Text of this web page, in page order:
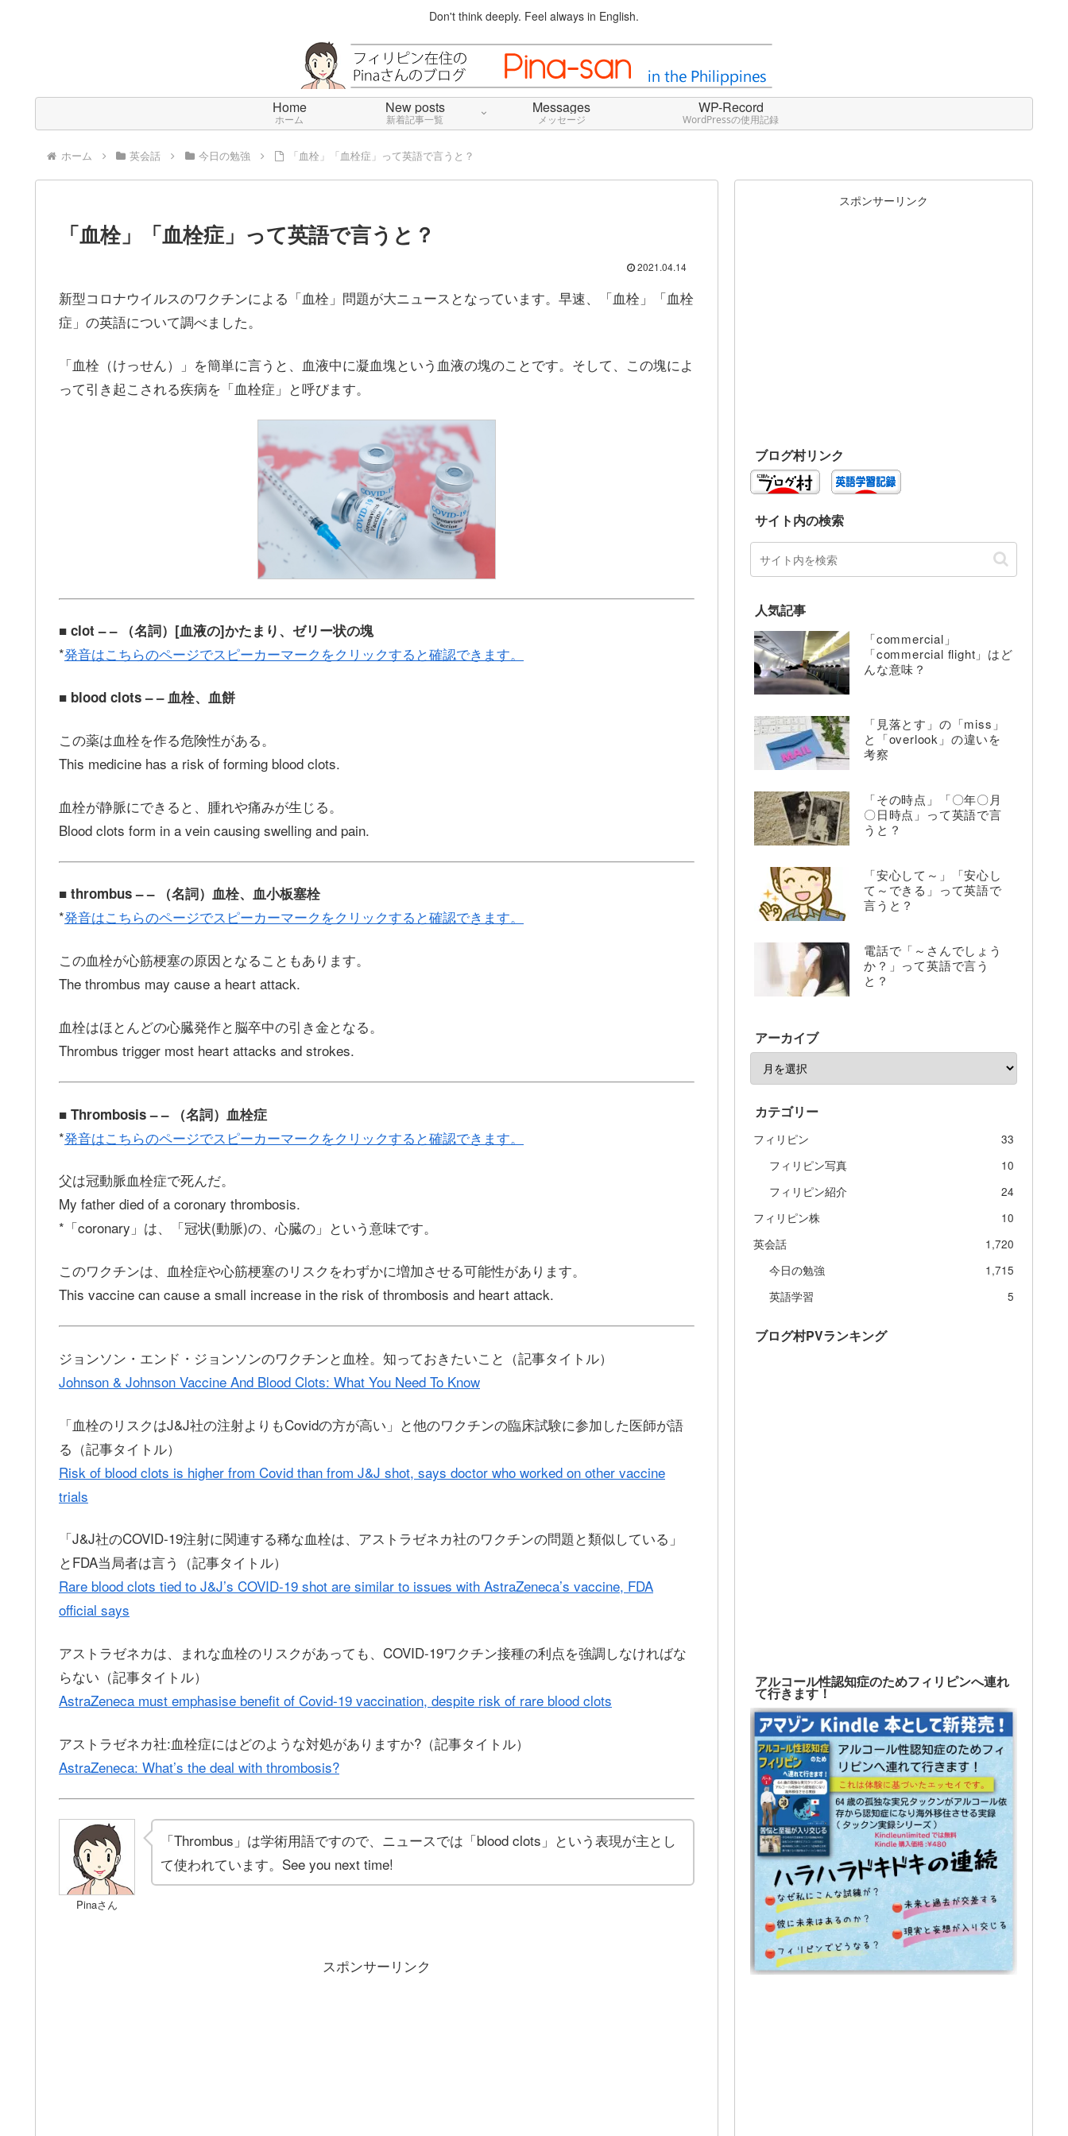
Don't think deeply. Feel always in English.
Home
ホーム
New posts
新着記事一覧
Messages
メッセージ
WP-Record
WordPressの使用記録
ホーム 英会話 今日の勉強 「血栓」「血栓症」って英語で言うと？
「血栓」「血栓症」って英語で言うと？
2021.04.14
新型コロナウイルスのワクチンによる「血栓」問題が大ニュースとなっています。早速、「血栓」「血栓
症」の英語について調べました。
「血栓（けっせん）」を簡単に言うと、血液中に凝血塊という血液の塊のことです。そして、この塊によ
って引き起こされる疾病を「血栓症」と呼びます。
■ clot – – （名詞）[血液の]かたまり、ゼリー状の塊
*発音はこちらのページでスピーカーマークをクリックすると確認できます。
■ blood clots – – 血栓、血餅
この薬は血栓を作る危険性がある。
This medicine has a risk of forming blood clots.
血栓が静脈にできると、腫れや痛みが生じる。
Blood clots form in a vein causing swelling and pain.
■ thrombus – – （名詞）血栓、血小板塞栓
*発音はこちらのページでスピーカーマークをクリックすると確認できます。
この血栓が心筋梗塞の原因となることもあります。
The thrombus may cause a heart attack.
血栓はほとんどの心臓発作と脳卒中の引き金となる。
Thrombus trigger most heart attacks and strokes.
■ Thrombosis – – （名詞）血栓症
*発音はこちらのページでスピーカーマークをクリックすると確認できます。
父は冠動脈血栓症で死んだ。
My father died of a coronary thrombosis.
*「coronary」は、「冠状(動脈)の、心臓の」という意味です。
このワクチンは、血栓症や心筋梗塞のリスクをわずかに増加させる可能性があります。
This vaccine can cause a small increase in the risk of thrombosis and heart attack.
ジョンソン・エンド・ジョンソンのワクチンと血栓。知っておきたいこと（記事タイトル）
Johnson & Johnson Vaccine And Blood Clots: What You Need To Know
「血栓のリスクはJ&J社の注射よりもCovidの方が高い」と他のワクチンの臨床試験に参加した医師が語
る（記事タイトル）
Risk of blood clots is higher from Covid than from J&J shot, says doctor who worked on other vaccine
trials
「J&J社のCOVID-19注射に関連する稀な血栓は、アストラゼネカ社のワクチンの問題と類似している」
とFDA当局者は言う（記事タイトル）
Rare blood clots tied to J&J’s COVID-19 shot are similar to issues with AstraZeneca’s vaccine, FDA
official says
アストラゼネカは、まれな血栓のリスクがあっても、COVID-19ワクチン接種の利点を強調しなければな
らない（記事タイトル）
AstraZeneca must emphasise benefit of Covid-19 vaccination, despite risk of rare blood clots
アストラゼネカ社:血栓症にはどのような対処がありますか?（記事タイトル）
AstraZeneca: What’s the deal with thrombosis?
Pinaさん
「Thrombus」は学術用語ですので、ニュースでは「blood clots」という表現が主とし
て使われています。See you next time!
スポンサーリンク
スポンサーリンク
ブログ村リンク
サイト内の検索
人気記事
「commercial」
「commercial flight」はど
んな意味？
「見落とす」の「miss」
と「overlook」の違いを
考察
「その時点」「〇年〇月
〇日時点」って英語で言
うと？
「安心して～」「安心し
て～できる」って英語で
言うと？
電話で「～さんでしょう
か？」って英語で言う
と？
アーカイブ
カテゴリー
フィリピン
33
フィリピン写真
10
フィリピン紹介
24
フィリピン株
10
英会話
1,720
今日の勉強
1,715
英語学習
5
ブログ村PVランキング
アルコール性認知症のためフィリピンへ連れ
て行きます！